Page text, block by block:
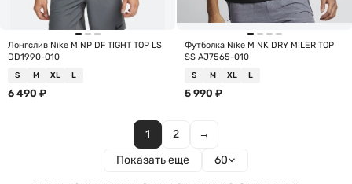
Лонгслив Nike M NP DF TIGHT TOP LS
DD1990-010
S M XL L
6 490 ₽
Футболка Nike M NK DRY MILER TOP
SS AJ7565-010
S M XL L
5 990 ₽
1 2
→
Показать еще
60